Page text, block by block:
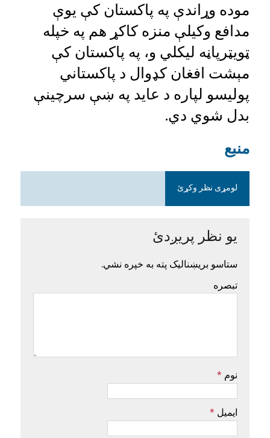
موده وړاندې په پاکستان کې یوې
مدافع وکیلې منزه کاکړ هم په خپله
ټویټرپاڼه لیکلي و، په پاکستان کې
مېشت افغان کډوال د پاکستاني
پولیسو لپاره د عاید په ښې سرچینې
بدل شوي دي.
منبع
لومړی نظر وکړئ
یو نظر پریږدئ
ستاسو بریښنالیک پته به خپره نشي.
تبصره
نوم *
ایمیل *